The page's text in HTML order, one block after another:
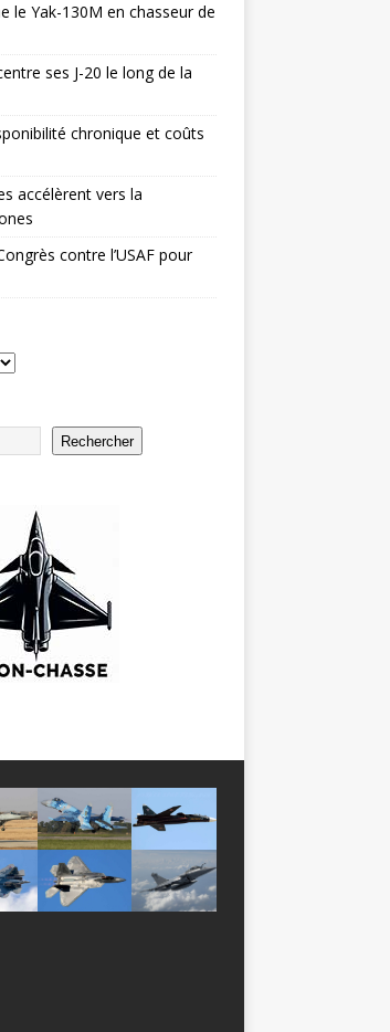
le Yak-130M en chasseur de
ses J-20 le long de la
chronique et coûts
accélèrent vers la
contre l’USAF pour
Rechercher